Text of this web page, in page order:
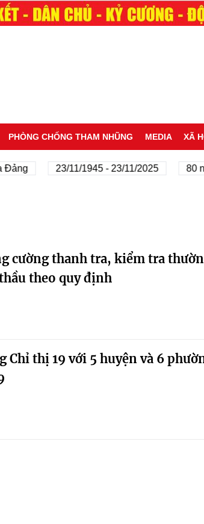
PHÒNG CHỐNG THAM NHŨNG MEDIA XÃ
23/11/1945 - 23/11/2025 80
cường thanh tra, kiểm tra
theo quy định
Chỉ thị 19 với 5 huyện và 6